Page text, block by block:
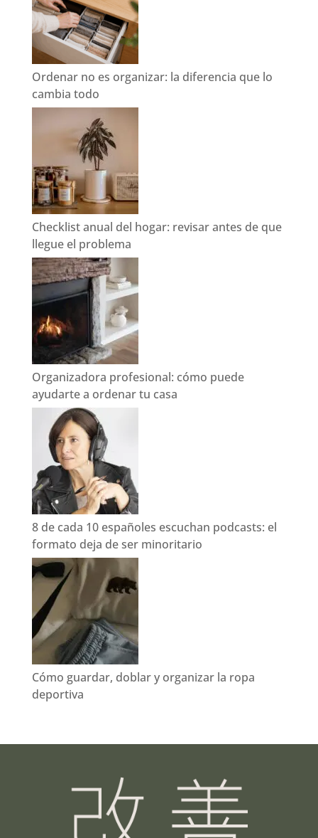
Ordenar no es organizar: la diferencia que lo
cambia todo
Checklist anual del hogar: revisar antes de que
llegue el problema
Organizadora profesional: cómo puede
ayudarte a ordenar tu casa
8 de cada 10 españoles escuchan podcasts: el
formato deja de ser minoritario
Cómo guardar, doblar y organizar la ropa
deportiva